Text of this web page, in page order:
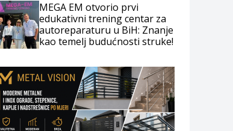
MEGA EM otvorio prvi
edukativni trening centar za
autoreparaturu u BiH: Znanje
kao temelj budućnosti struke!